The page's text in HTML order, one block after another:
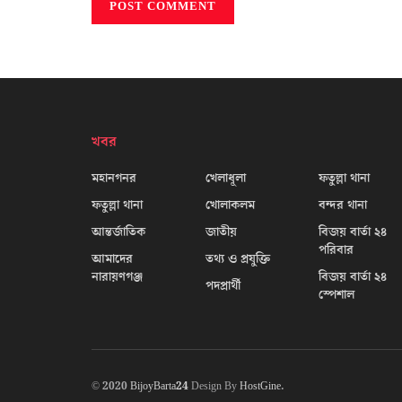
খবর
মহানগনর
ফতুল্লা থানা
আন্তর্জাতিক
আমাদের
নারায়ণগঞ্জ
খেলাধূলা
খোলাকলম
জাতীয়
তথ্য ও প্রযুক্তি
পদপ্রার্থী
ফতুল্লা থানা
বন্দর থানা
বিজয় বার্তা ২৪
পরিবার
বিজয় বার্তা ২৪
স্পেশাল
© 2020BijoyBarta24Design ByHostGine.